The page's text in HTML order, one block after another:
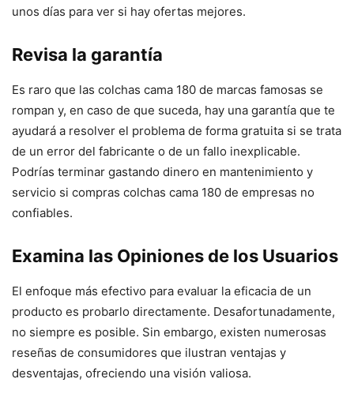
unos días para ver si hay ofertas mejores.
Revisa la garantía
Es raro que las colchas cama 180 de marcas famosas se
rompan y, en caso de que suceda, hay una garantía que te
ayudará a resolver el problema de forma gratuita si se trata
de un error del fabricante o de un fallo inexplicable.
Podrías terminar gastando dinero en mantenimiento y
servicio si compras colchas cama 180 de empresas no
confiables.
Examina las Opiniones de los Usuarios
El enfoque más efectivo para evaluar la eficacia de un
producto es probarlo directamente. Desafortunadamente,
no siempre es posible. Sin embargo, existen numerosas
reseñas de consumidores que ilustran ventajas y
desventajas, ofreciendo una visión valiosa.